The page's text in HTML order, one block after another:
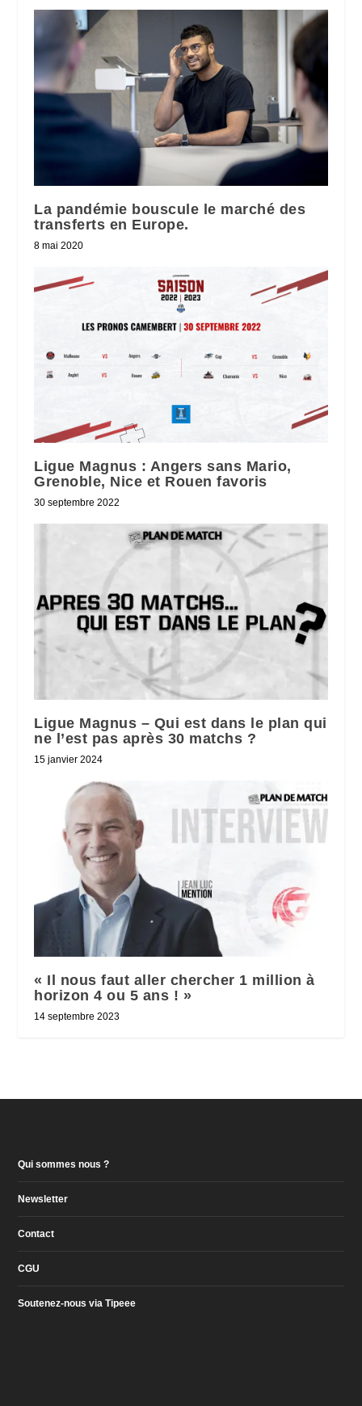
La pandémie bouscule le marché des
transferts en Europe.
8 mai 2020
Ligue Magnus : Angers sans Mario,
Grenoble, Nice et Rouen favoris
30 septembre 2022
Ligue Magnus – Qui est dans le plan qui
ne l’est pas après 30 matchs ?
15 janvier 2024
« Il nous faut aller chercher 1 million à
horizon 4 ou 5 ans ! »
14 septembre 2023
Qui sommes nous ?
Newsletter
Contact
CGU
Soutenez-nous via Tipeee